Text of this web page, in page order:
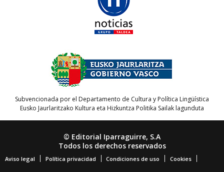
Subvencionada por el Departamento de Cultura y Política Lingüística
Eusko Jaurlaritzako Kultura eta Hizkuntza Politika Sailak lagunduta
© Editorial Iparraguirre, S.A
Todos los derechos reservados
Aviso legal Política privacidad Condiciones de uso Cookies